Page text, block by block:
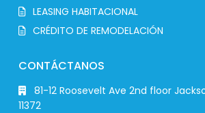
LEASING HABITACIONAL
CRÉDITO DE REMODELACIÓN
CONTÁCTANOS
81-12 Roosevelt Ave 2nd floor
11372